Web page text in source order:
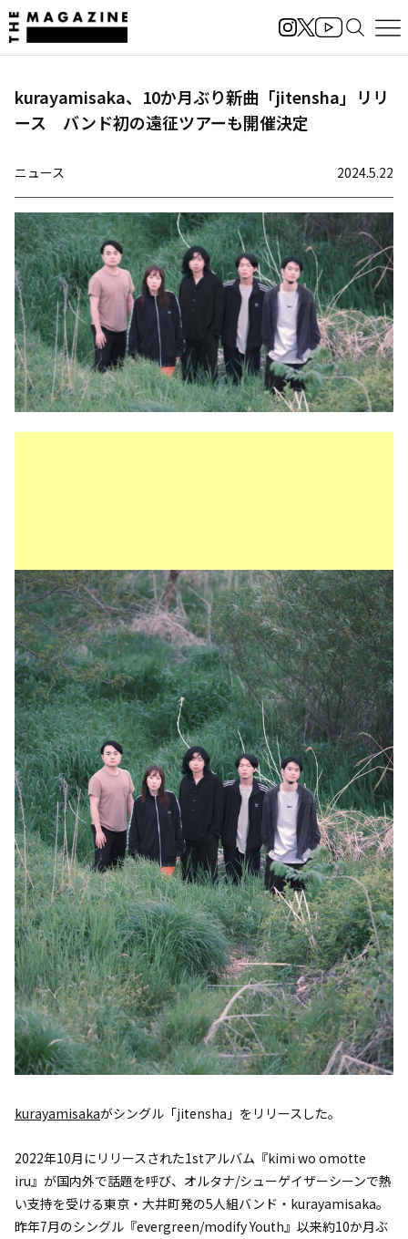
kurayamisaka、10か月ぶり新曲「jitensha」リリ
ース バンド初の遠征ツアーも開催決定
ニュース 2024.5.22
kurayamisakaがシングル「jitensha」をリリースした。
2022年10月にリリースされた1stアルバム『kimi wo omotte
iru』が国内外で話題を呼び、オルタナ/シューゲイザーシーンで熱
い支持を受ける東京・大井町発の5人組バンド・kurayamisaka。
昨年7月のシングル『evergreen/modify Youth』以来約10か月ぶ